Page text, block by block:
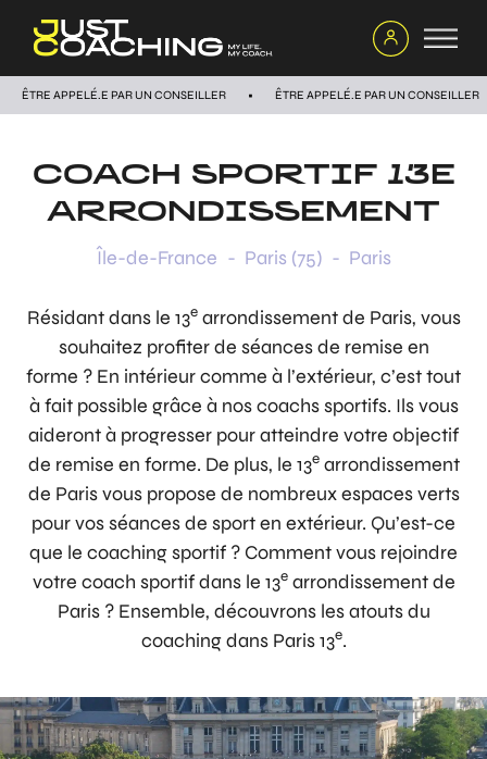
ÊTRE APPELÉ.E PAR UN CONSEILLER ÊTRE APPELÉ.E PAR UN CONSEILLER
COACH SPORTIF13E
ARRONDISSEMENT
Île-de-France - Paris (75) - Paris
Résidant dans le 13earrondissement de Paris, vous
souhaitez profiter de séances de remise en
forme ? En intérieur comme à l’extérieur, c’est tout
à fait possible grâce à nos coachs sportifs. Ils vous
aideront à progresser pour atteindre votre objectif
de remise en forme. De plus, le 13earrondissement
de Paris vous propose de nombreux espaces verts
pour vos séances de sport en extérieur. Qu’est-ce
que le coaching sportif ? Comment vous rejoindre
votre coach sportif dans le 13earrondissement de
Paris ? Ensemble, découvrons les atouts du
coaching dans Paris 13e.